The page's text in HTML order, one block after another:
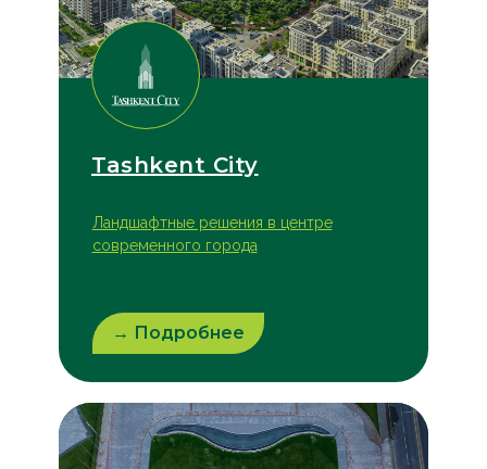
→ Подробнее
Tashkent City
Ландшафтные решения в центре
современного города